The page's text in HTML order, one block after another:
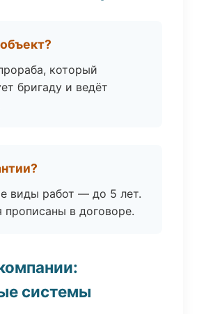
который
бригаду и ведёт
виды работ — до 5 лет.
прописаны в договоре.
системы